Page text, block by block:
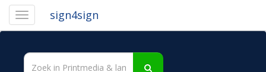
sign4sign